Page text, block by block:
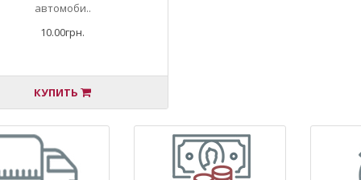
автомоби..
10.00грн.
КУПИТЬ